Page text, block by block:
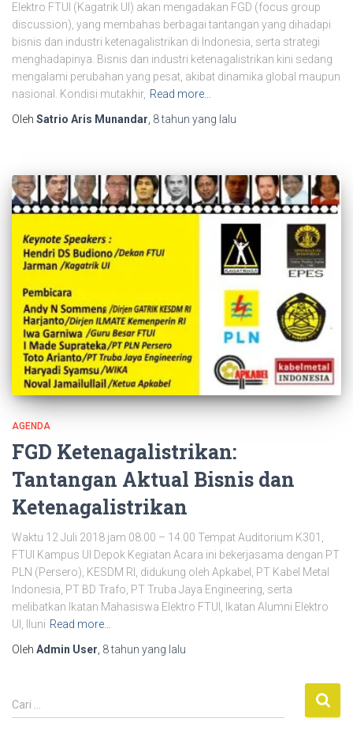
Elektro FTUI (Kagatrik UI) akan mengadakan FGD (focus group
discussion), yang membahas berbagai tantangan yang dihadapi
bisnis dan industri ketenagalistrikan di Indonesia, serta strategi
menghadapinya. Bisnis dan industri ketenagalistrikan kini sedang
mengalami perubahan yang pesat, akibat dinamika global maupun
nasional. Kondisi mutakhir, Read more…
Oleh Satrio Aris Munandar, 8 tahun yang lalu
AGENDA
FGD Ketenagalistrikan:
Tantangan Aktual Bisnis dan
Ketenagalistrikan
Waktu 12 Juli 2018 jam 08.00 – 14.00 Tempat Auditorium K301,
FTUI Kampus UI Depok Kegiatan Acara ini bekerjasama dengan PT
PLN (Persero), KESDM RI, didukung oleh Apkabel, PT Kabel Metal
Indonesia, PT BD Trafo, PT Truba Jaya Engineering, serta
melibatkan Ikatan Mahasiswa Elektro FTUI, Ikatan Alumni Elektro
UI, Iluni Read more…
Oleh Admin User 8 tahun yang lalu
C
a
Cari …